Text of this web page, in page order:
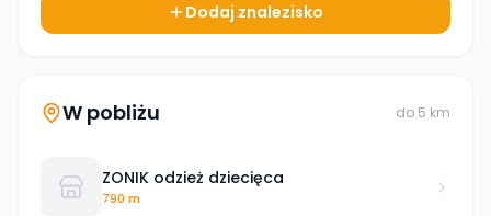
Dodaj znalezisko
W pobliżu do 5 km
ZONIK odzież dziecięca
790 m